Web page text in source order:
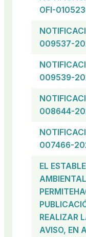
OFI-
009537-
009539-
008644-
007466-
EL
REALIZAR
AVISO, EN